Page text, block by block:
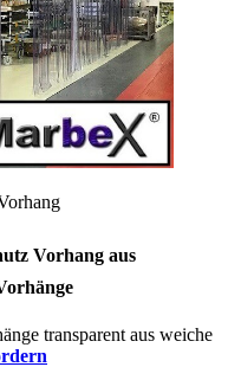
Vorhang aus
transparent aus weiche